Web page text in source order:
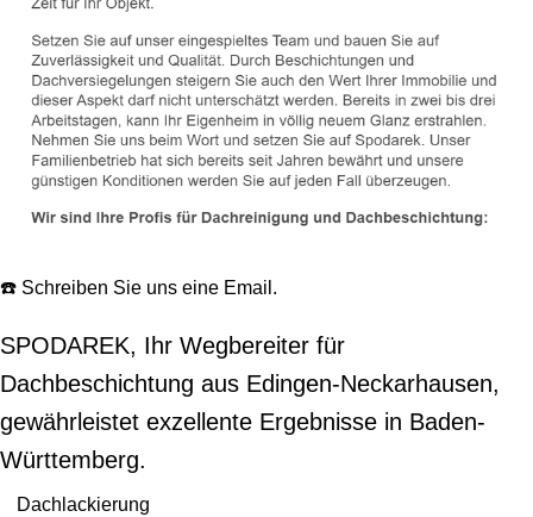
☎️ Schreiben Sie uns eine Email.
SPODAREK, Ihr Wegbereiter für
Dachbeschichtung aus Edingen-Neckarhausen,
gewährleistet exzellente Ergebnisse in Baden-
Württemberg.
Dachlackierung